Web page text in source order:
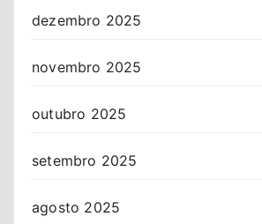
dezembro 2025
novembro 2025
outubro 2025
setembro 2025
agosto 2025